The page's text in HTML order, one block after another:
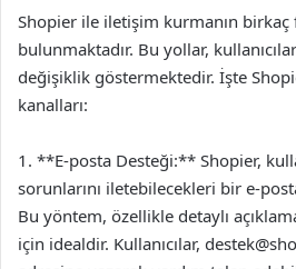
Shopier ile iletişim kurmanın birkaç
bulunmaktadır. Bu yollar,
değişiklik göstermektedir. İşte
kanalları:
1. **E-posta Desteği:** Shopier,
sorunlarını iletebilecekleri bir e-
Bu yöntem, özellikle detaylı
için idealdir. Kullanıcılar,